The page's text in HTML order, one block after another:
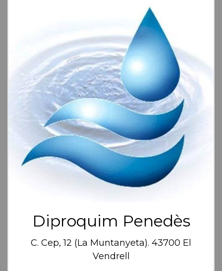
Diproquim Penedès
C. Cep, 12 (La Muntanyeta). 43700 El
Vendrell